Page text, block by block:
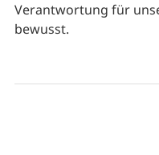
Verantwortung für
bewusst.